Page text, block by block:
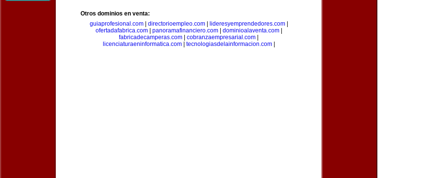
Otros dominios en venta:
guiaprofesional.com| directorioempleo.com| lideresyemprendedores.com|
ofertadafabrica.com| panoramafinanciero.com| dominioalaventa.com|
fabricadecamperas.com
cobranzaempresarial.com
licenciaturaeninformatica.com| tecnologiasdelainformacion.com|